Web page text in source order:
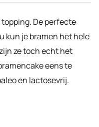
De perfecte
kun je bramen het hele
ze toch echt het
eens te
en lactosevrij.